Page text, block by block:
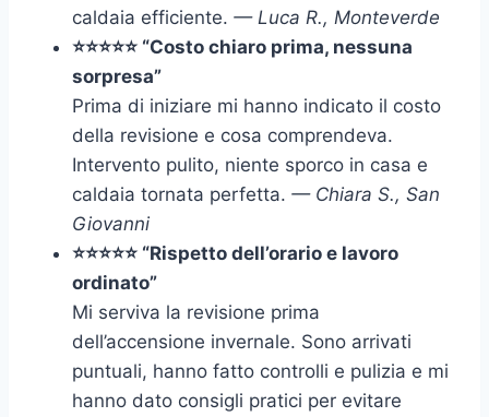
caldaia efficiente. — Luca R., Monteverde
⭐⭐⭐⭐⭐ “Costo chiaro prima, nessuna
sorpresa”
Prima di iniziare mi hanno indicato il costo
della revisione e cosa comprendeva.
Intervento pulito, niente sporco in casa e
caldaia tornata perfetta. — Chiara S., San
Giovanni
⭐⭐⭐⭐⭐ “Rispetto dell’orario e lavoro
ordinato”
Mi serviva la revisione prima
dell’accensione invernale. Sono arrivati
puntuali, hanno fatto controlli e pulizia e mi
hanno dato consigli pratici per evitare